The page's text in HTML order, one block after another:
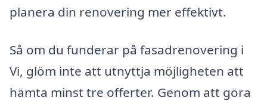
planera din renovering mer effektivt.
Så om du funderar på fasadrenovering i
Vi, glöm inte att utnyttja möjligheten att
hämta minst tre offerter. Genom att göra